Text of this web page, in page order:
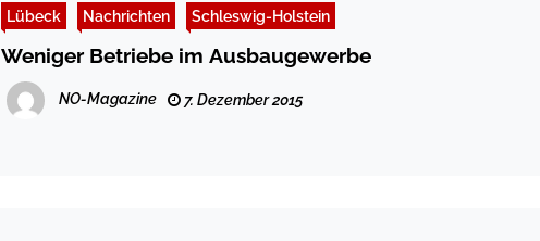
Lübeck Nachrichten Schleswig-Holstein
Weniger Betriebe im Ausbaugewerbe
NO-Magazine 7. Dezember 2015